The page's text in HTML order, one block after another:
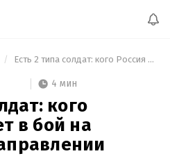
Есть 2 типа солдат: кого Россия бросает в бой на Бахмутском направлении
4 мин
кого
в бой на